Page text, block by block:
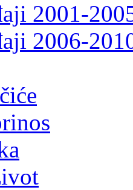
2001-
2006-